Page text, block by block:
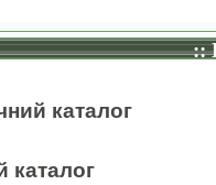
::
каталог
каталог